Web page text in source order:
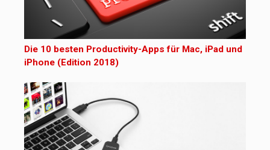
Die 10 besten Productivity-Apps für Mac, iPad und
iPhone (Edition 2018)